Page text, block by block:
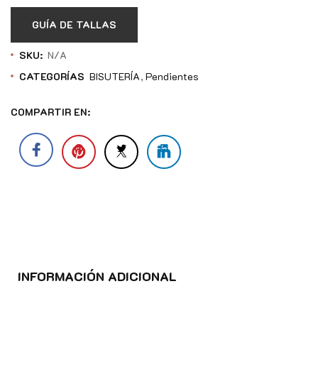
GUÍA DE TALLAS
SKU: N/A
CATEGORÍAS BISUTERÍA Pendientes
COMPARTIR EN:
INFORMACIÓN ADICIONAL